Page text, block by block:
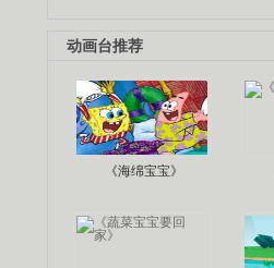
动画台推荐
《海绵宝宝》